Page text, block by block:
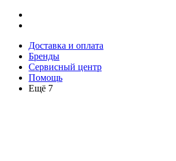
Доставка и оплата
Бренды
Сервисный центр
Помощь
Ещё 7